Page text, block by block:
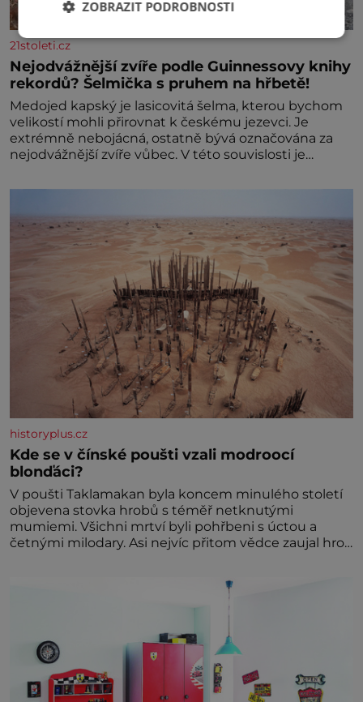
21stoleti.cz
Nejodvážnější zvíře podle Guinnessovy knihy
rekordů? Šelmička s pruhem na hřbetě!
Medojed kapský je lasicovitá šelma, kterou bychom
velikostí mohli přirovnat k českému jezevci. Je
extrémně nebojácná, ostatně bývá označována za
nejodvážnější zvíře vůbec. V této souvislosti je
historyplus.cz
Kde se v čínské poušti vzali modroocí
blonďáci?
V poušti Taklamakan byla koncem minulého století
objevena stovka hrobů s téměř netknutými
mumiemi. Všichni mrtví byli pohřbeni s úctou a
četnými milodary. Asi nejvíc přitom vědce zaujal hrob
dávných lidí nesmírně dobře zachovalá, přičítají
odborníci zdejším klimatickým podmínkám. Sucho,
ZOBRAZIT PODROBNOSTI